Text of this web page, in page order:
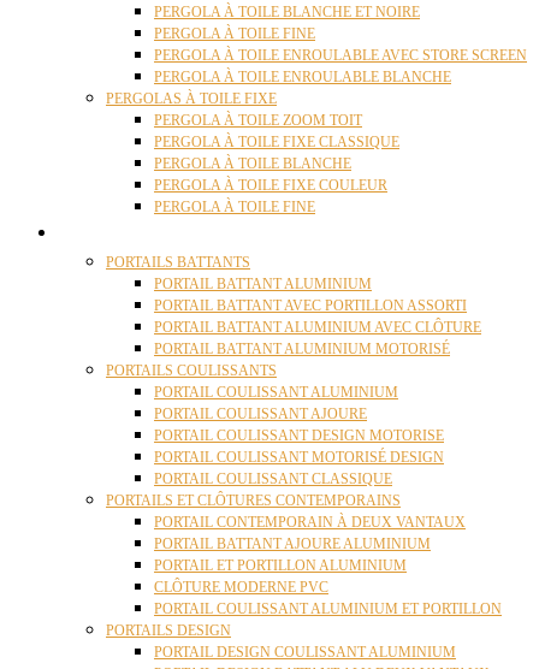
PERGOLA À TOILE BLANCHE ET NOIRE
PERGOLA À TOILE FINE
PERGOLA À TOILE ENROULABLE AVEC STORE SCREEN
PERGOLA À TOILE ENROULABLE BLANCHE
PERGOLAS À TOILE FIXE
PERGOLA À TOILE ZOOM TOIT
PERGOLA À TOILE FIXE CLASSIQUE
PERGOLA À TOILE BLANCHE
PERGOLA À TOILE FIXE COULEUR
PERGOLA À TOILE FINE
PORTAILS BATTANTS
PORTAIL BATTANT ALUMINIUM
PORTAIL BATTANT AVEC PORTILLON ASSORTI
PORTAIL BATTANT ALUMINIUM AVEC CLÔTURE
PORTAIL BATTANT ALUMINIUM MOTORISÉ
PORTAILS COULISSANTS
PORTAIL COULISSANT ALUMINIUM
PORTAIL COULISSANT AJOURE
PORTAIL COULISSANT DESIGN MOTORISE
PORTAIL COULISSANT MOTORISÉ DESIGN
PORTAIL COULISSANT CLASSIQUE
PORTAILS ET CLÔTURES CONTEMPORAINS
PORTAIL CONTEMPORAIN À DEUX VANTAUX
PORTAIL BATTANT AJOURE ALUMINIUM
PORTAIL ET PORTILLON ALUMINIUM
CLÔTURE MODERNE PVC
PORTAIL COULISSANT ALUMINIUM ET PORTILLON
PORTAILS DESIGN
PORTAIL DESIGN COULISSANT ALUMINIUM